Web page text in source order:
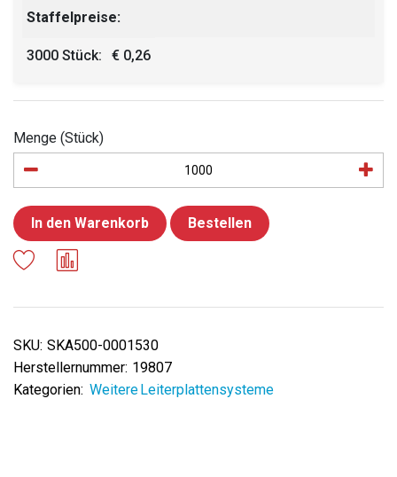
Staffelpreise:
3000 Stück: € 0,26
Menge (Stück)
In den Warenkorb Bestellen
SKU: SKA500-0001530
Herstellernummer: 19807
Kategorien: Weitere Leiterplattensysteme